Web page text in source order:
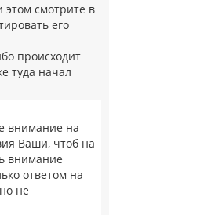
этом смотрите в
его
происходит
туда начал
внимание на
Ваши, чтоб на
внимание
ответом на
не